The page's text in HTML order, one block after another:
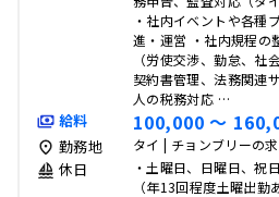
・社内イベントや各種
進・運営 ・社内規程の
（労使交渉、勤怠、社
契約書管理、法務関連
人の税務対応 …
給料 100,000 〜
勤務地 タイ | チョンブリーの求
休日
・土曜日、日曜日、祝日
（年13回程度土曜出